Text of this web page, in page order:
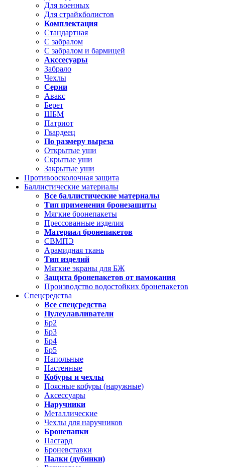
Для военных
Для страйкболистов
Комплектация
Стандартная
С забралом
С забралом и бармицей
Акссесуары
Забрало
Чехлы
Серии
Авакс
Берет
ШБМ
Патриот
Гвардеец
По размеру выреза
Открытые уши
Скрытые уши
Закрытые уши
Противоосколочная защита
Баллистические материалы
Все баллистические материалы
Тип применения бронезащиты
Мягкие бронепакеты
Прессованные изделия
Материал бронепакетов
СВМПЭ
Арамидная ткань
Тип изделий
Мягкие экраны для БЖ
Защита бронепакетов от намокания
Производство водостойких бронепакетов
Спецсредства
Все спецсредства
Пулеулавливатели
Бр2
Бр3
Бр4
Бр5
Напольные
Настенные
Кобуры и чехлы
Поясные кобуры (наружные)
Аксессуары
Наручники
Металлические
Чехлы для наручников
Бронепапки
Пасгард
Броневставки
Палки (дубинки)